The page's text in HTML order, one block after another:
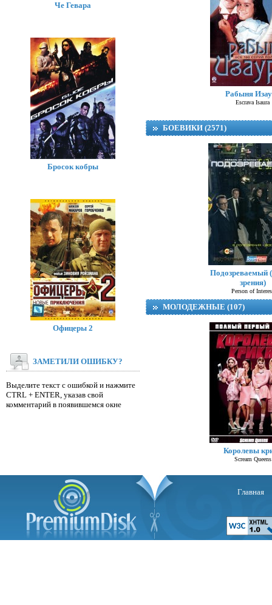
Рабыня
Escrava Isaura
БОЕВИКИ (2571)
Подозреваемый
зрения)
Person of
МОЛОДЕЖНЫЕ (107)
Королевы
Scream Queens
Че Гевара
Бросок кобры
Офицеры 2
ЗАМЕТИЛИ ОШИБКУ?
Выделите текст с ошибкой и нажмите
CTRL + ENTER, указав свой
комментарий в появившемся окне
Главная